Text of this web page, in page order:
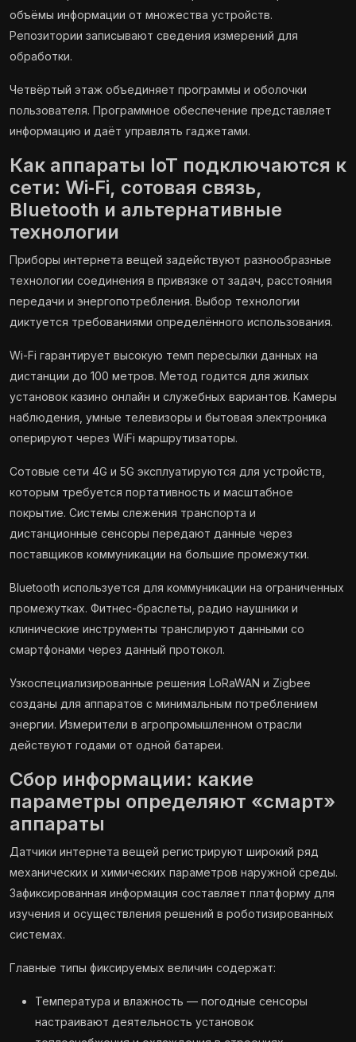
объёмы информации от множества устройств.
Репозитории записывают сведения измерений для
обработки.
Четвёртый этаж объединяет программы и оболочки
пользователя. Программное обеспечение представляет
информацию и даёт управлять гаджетами.
Как аппараты IoT подключаются к
сети: Wi‑Fi, сотовая связь,
Bluetooth и альтернативные
технологии
Приборы интернета вещей задействуют разнообразные
технологии соединения в привязке от задач, расстояния
передачи и энергопотребления. Выбор технологии
диктуется требованиями определённого использования.
Wi-Fi гарантирует высокую темп пересылки данных на
дистанции до 100 метров. Метод годится для жилых
установок казино онлайн и служебных вариантов. Камеры
наблюдения, умные телевизоры и бытовая электроника
оперируют через WiFi маршрутизаторы.
Сотовые сети 4G и 5G эксплуатируются для устройств,
которым требуется портативность и масштабное
покрытие. Системы слежения транспорта и
дистанционные сенсоры передают данные через
поставщиков коммуникации на большие промежутки.
Bluetooth используется для коммуникации на ограниченных
промежутках. Фитнес-браслеты, радио наушники и
клинические инструменты транслируют данными со
смартфонами через данный протокол.
Узкоспециализированные решения LoRaWAN и Zigbee
созданы для аппаратов с минимальным потреблением
энергии. Измерители в агропромышленном отрасли
действуют годами от одной батареи.
Сбор информации: какие
параметры определяют «смарт»
аппараты
Датчики интернета вещей регистрируют широкий ряд
механических и химических параметров наружной среды.
Зафиксированная информация составляет платформу для
изучения и осуществления решений в роботизированных
системах.
Главные типы фиксируемых величин содержат:
Температура и влажность — погодные сенсоры
настраивают деятельность установок